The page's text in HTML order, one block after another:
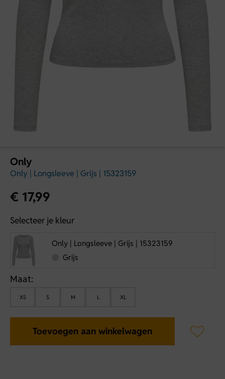
Only
Only | Longsleeve | Grijs | 15323159
€ 17,99
Selecteer je kleur
Only | Longsleeve | Grijs | 15323159
Grijs
Maat:
XS S M L XL
Toevoegen aan winkelwagen